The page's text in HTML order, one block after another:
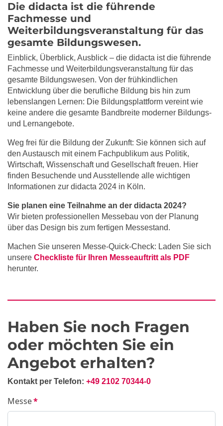
Die didacta ist die führende
Fachmesse und
Weiterbildungsveranstaltung für das
gesamte Bildungswesen.
Einblick, Überblick, Ausblick – die didacta ist die führende
Fachmesse und Weiterbildungsveranstaltung für das
gesamte Bildungswesen. Von der frühkindlichen
Entwicklung über die berufliche Bildung bis hin zum
lebenslangen Lernen: Die Bildungsplattform vereint wie
keine andere die gesamte Bandbreite moderner Bildungs-
und Lernangebote.
Weg frei für die Bildung der Zukunft: Sie können sich auf
den Austausch mit einem Fachpublikum aus Politik,
Wirtschaft, Wissenschaft und Gesellschaft freuen. Hier
finden Besuchende und Ausstellende alle wichtigen
Informationen zur didacta 2024 in Köln.
Sie planen eine Teilnahme an der didacta 2024?
Wir bieten professionellen Messebau von der Planung
über das Design bis zum fertigen Messestand.
Machen Sie unseren Messe-Quick-Check: Laden Sie sich
unsere Checkliste für Ihren Messeauftritt als PDF
herunter.
Haben Sie noch Fragen
oder möchten Sie ein
Angebot erhalten?
Kontakt per Telefon: +49 2102 70344-0
Messe*